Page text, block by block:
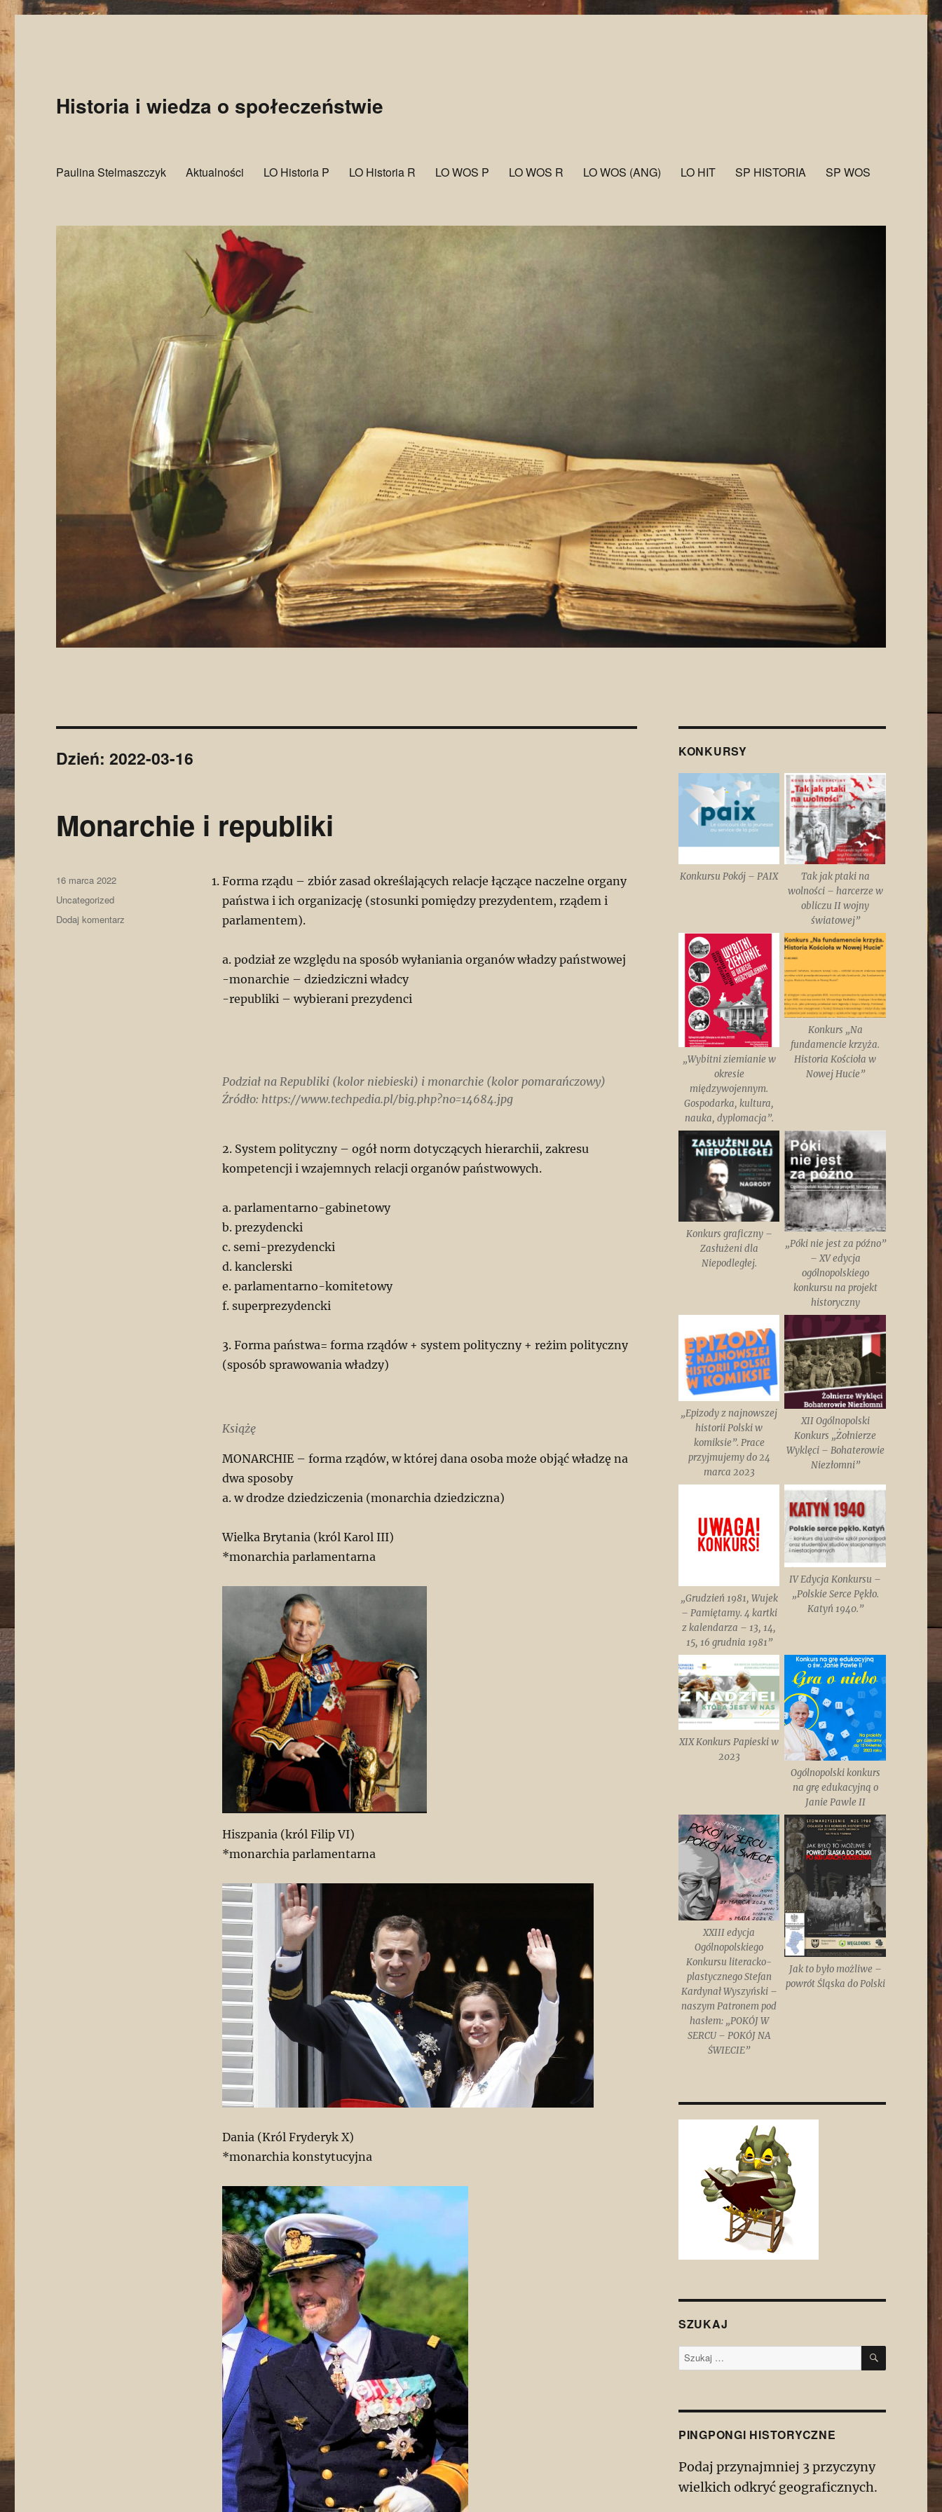
Historia i wiedza o społeczeństwie
Paulina Stelmaszczyk Aktualności LO Historia P LO Historia R LO WOS P LO WOS R LO WOS (ANG) LO HIT SP HISTORIA SP WOS
Dzień:2022-03-16
Monarchie i republiki
Forma rządu – zbiór zasad określających relacje łączące naczelne organy
państwa i ich organizację (stosunki pomiędzy prezydentem, rządem i
parlamentem).
a. podział ze względu na sposób wyłaniania organów władzy państwowej
-monarchie – dziedziczni władcy
-republiki – wybierani prezydenci
Podział na Republiki (kolor niebieski) i monarchie (kolor pomarańczowy)
Źródło: https://www.techpedia.pl/big.php?no=14684.jpg
2. System polityczny – ogół norm dotyczących hierarchii, zakresu
kompetencji i wzajemnych relacji organów państwowych.
a. parlamentarno-gabinetowy
b. prezydencki
c. semi-prezydencki
d. kanclerski
e. parlamentarno-komitetowy
f. superprezydencki
3. Forma państwa= forma rządów + system polityczny + reżim polityczny
(sposób sprawowania władzy)
Książę
MONARCHIE – forma rządów, w której dana osoba może objąć władzę na
dwa sposoby
a. w drodze dziedziczenia (monarchia dziedziczna)
Wielka Brytania (król Karol III)
*monarchia parlamentarna
Hiszpania (król Filip VI)
*monarchia parlamentarna
Dania (Król Fryderyk X)
*monarchia konstytucyjna
Data
publikacji
16 marca 2022
Kategorie
Uncategorized
Dodaj komentarz
KONKURSY
Konkursu Pokój – PAIX
Tak jak ptaki na
wolności – harcerze w
obliczu II wojny
światowej”
„Wybitni ziemianie w
okresie
międzywojennym.
Gospodarka, kultura,
nauka, dyplomacja”.
Konkurs „Na
fundamencie krzyża.
Historia Kościoła w
Nowej Hucie”
Konkurs graficzny –
Zasłużeni dla
Niepodległej.
„Póki nie jest za późno”
– XV edycja
ogólnopolskiego
konkursu na projekt
historyczny
„Epizody z najnowszej
historii Polski w
komiksie”. Prace
przyjmujemy do 24
marca 2023
XII Ogólnopolski
Konkurs „Żołnierze
Wyklęci – Bohaterowie
Niezłomni”
„Grudzień 1981, Wujek
– Pamiętamy. 4 kartki
z kalendarza – 13, 14,
15, 16 grudnia 1981”
IV Edycja Konkursu –
„Polskie Serce Pękło.
Katyń 1940.”
XIX Konkurs Papieski w
2023
Ogólnopolski konkurs
na grę edukacyjną o
Janie Pawle II
XXIII edycja
Ogólnopolskiego
Konkursu literacko-
plastycznego Stefan
Kardynał Wyszyński –
naszym Patronem pod
hasłem: „POKÓJ W
SERCU – POKÓJ NA
ŚWIECIE”
Jak to było możliwe –
powrót Śląska do Polski
SZUKAJ
Szukaj: SZUKAJ
PINGPONGI HISTORYCZNE
Podaj przynajmniej 3 przyczyny
wielkich odkryć geograficznych.